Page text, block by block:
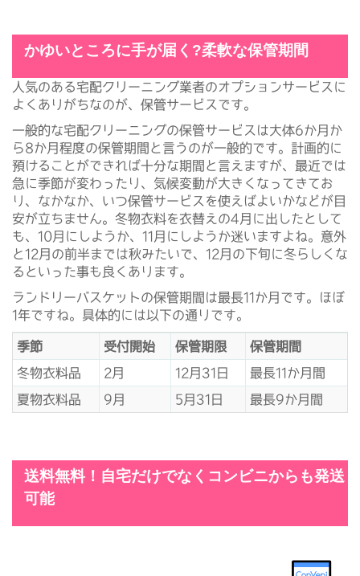
かゆいところに手が届く?柔軟な保管期間
人気のある宅配クリーニング業者のオプションサービスに
よくありがちなのが、保管サービスです。
一般的な宅配クリーニングの保管サービスは大体6か月か
ら8か月程度の保管期間と言うのが一般的です。計画的に
預けることができれば十分な期間と言えますが、最近では
急に季節が変わったり、気候変動が大きくなってきてお
り、なかなか、いつ保管サービスを使えばよいかなどが目
安が立ちません。冬物衣料を衣替えの4月に出したとして
も、10月にしようか、11月にしようか迷いますよね。意外
と12月の前半までは秋みたいで、12月の下旬に冬らしくな
るといった事も良くあります。
ランドリーバスケットの保管期間は最長11か月です。ほぼ
1年ですね。具体的には以下の通りです。
季節 受付開始 保管期限 保管期間
冬物衣料品 2月 12月31日 最長11か月間
夏物衣料品 9月 5月31日 最長9か月間
送料無料！自宅だけでなくコンビニからも発送
可能